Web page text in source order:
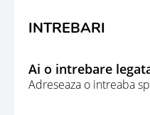
INTREBARI
Ai o intrebare
Adreseaza o intreaba